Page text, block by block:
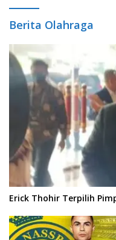
Berita Olahraga
Erick Thohir Terpilih